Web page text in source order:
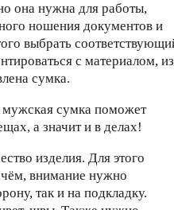
она нужна для работы,
ношения документов и
выбрать
с материалом, из
сумка.
сумка поможет
а значит и в делах!
изделия. Для этого
внимание нужно
так и на подкладку.